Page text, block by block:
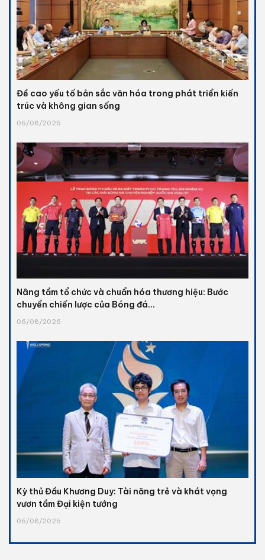
Đề cao yếu tố bản sắc văn hóa trong phát triển kiến
trúc và không gian sống
06/08/2026
Nâng tầm tổ chức và chuẩn hóa thương hiệu: Bước
chuyển chiến lược của Bóng đá...
06/08/2026
Kỳ thủ Đầu Khương Duy: Tài năng trẻ và khát vọng
vươn tầm Đại kiện tướng
06/08/2026